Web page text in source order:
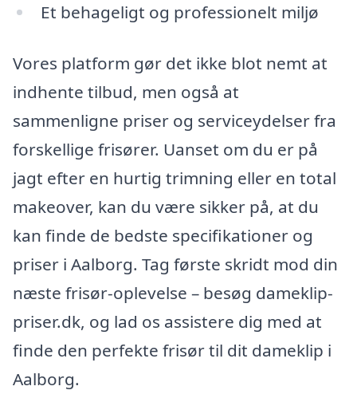
Et behageligt og professionelt miljø
Vores platform gør det ikke blot nemt at
indhente tilbud, men også at
sammenligne priser og serviceydelser fra
forskellige frisører. Uanset om du er på
jagt efter en hurtig trimning eller en total
makeover, kan du være sikker på, at du
kan finde de bedste specifikationer og
priser i Aalborg. Tag første skridt mod din
næste frisør-oplevelse – besøg dameklip-
priser.dk, og lad os assistere dig med at
finde den perfekte frisør til dit dameklip i
Aalborg.